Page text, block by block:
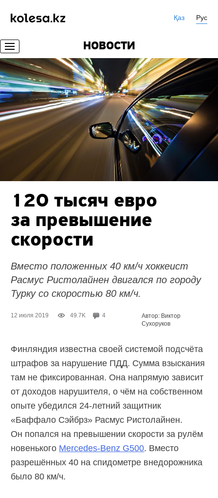
Қаз Рус
НОВОСТИ
120 тысяч евро
за превышение
скорости
Вместо положенных 40 км/ч хоккеист
Расмус Ристолайнен двигался по городу
Турку со скоростью 80 км/ч.
12 июля 2019 49.7K 4
Автор: Виктор
Сухоруков
Финляндия известна своей системой подсчёта
штрафов за нарушение ПДД. Сумма взыскания
там не фиксированная. Она напрямую зависит
от доходов нарушителя, о чём на собственном
опыте убедился 24-летний защитник
«Баффало Сэйбрз» Расмус Ристолайнен.
Он попался на превышении скорости за рулём
новенького Mercedes-Benz G500. Вместо
разрешённых 40 на спидометре внедорожника
было 80 км/ч.